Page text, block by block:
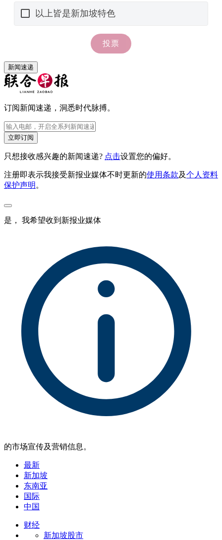
新闻速递
订阅新闻速递，洞悉时代脉搏。
立即订阅
只想接收感兴趣的新闻速递? 点击设置您的偏好。
注册即表示我接受新报业媒体不时更新的使用条款及个人资料
保护声明 。
是， 我希望收到新报业媒体
的市场宣传及营销信息。
最新
新加坡
东南亚
国际
中国
财经
新加坡股市